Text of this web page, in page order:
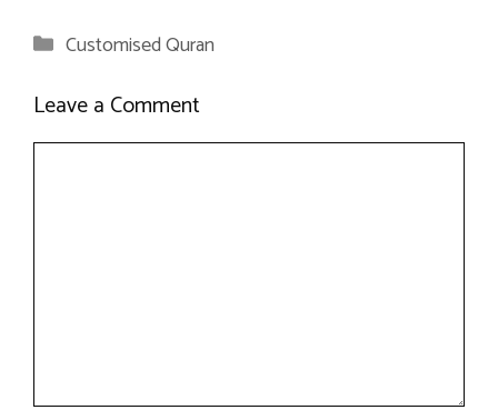
Categories
Customised Quran
Leave a Comment